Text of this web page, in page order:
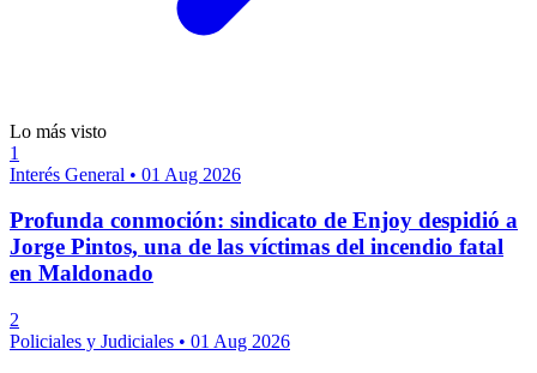
Lo más visto
1
Interés General • 01 Aug 2026
Profunda conmoción: sindicato de Enjoy despidió a
Jorge Pintos, una de las víctimas del incendio fatal
en Maldonado
2
Policiales y Judiciales • 01 Aug 2026